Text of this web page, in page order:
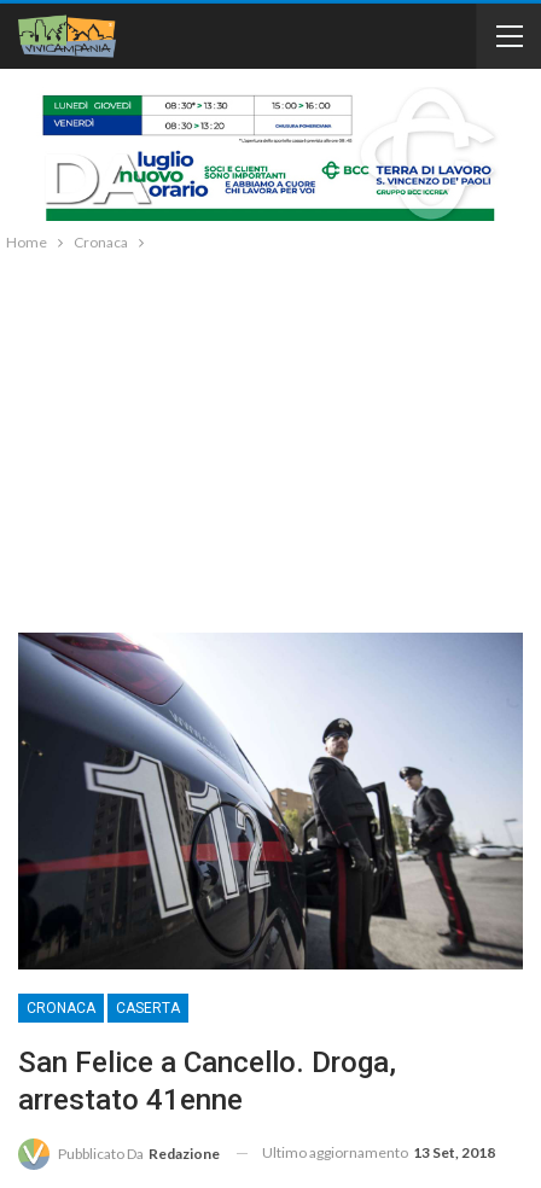
Home Cronaca
CRONACA CASERTA
San Felice a Cancello. Droga,
arrestato 41enne
Pubblicato Da Redazione Ultimo aggiornamento 13 Set, 2018